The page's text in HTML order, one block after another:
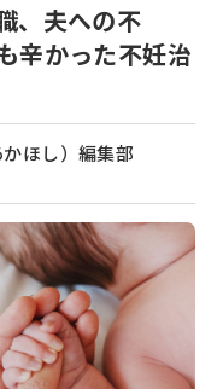
、夫への不
辛かった不妊治
ほし）編集部